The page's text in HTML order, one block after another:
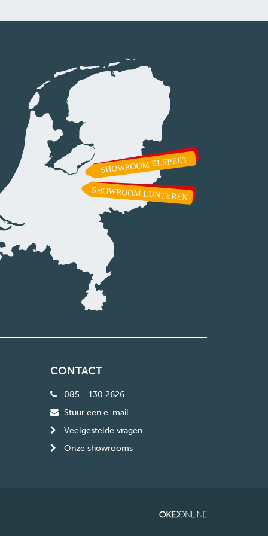
CONTACT
085 - 130 2626
Stuur een e-mail
Veelgestelde vragen
Onze showrooms